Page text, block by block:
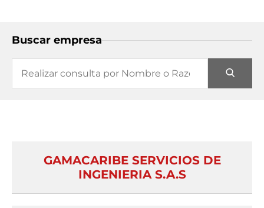
Buscar empresa
GAMACARIBE SERVICIOS DE
INGENIERIA S.A.S